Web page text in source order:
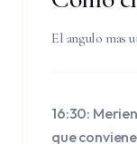
El angulo mas
16:30:
que